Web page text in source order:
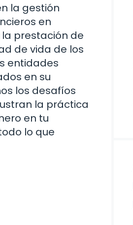
la gestión
en
prestación de
de vida de los
entidades
en su
los desafíos
la práctica
en tu
lo que